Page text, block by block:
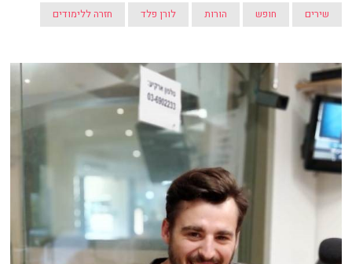
שירים חופש הורות לורן פלד חזרה ללימודים